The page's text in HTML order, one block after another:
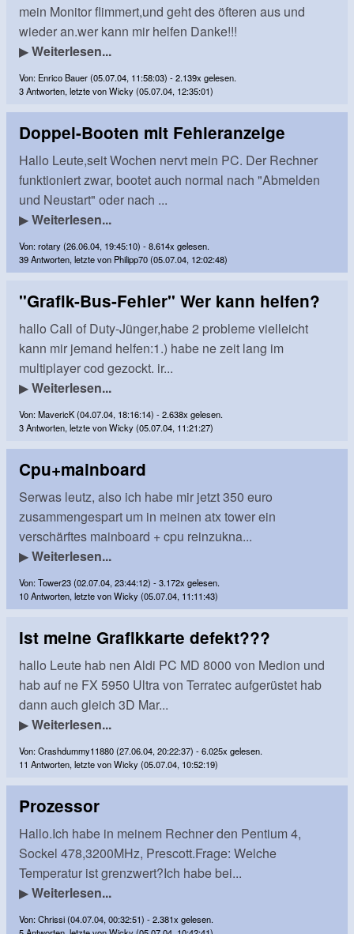
mein Monitor flimmert,und geht des öfteren aus und
wieder an.wer kann mir helfen Danke!!!
▶Weiterlesen...
Von: Enrico Bauer (05.07.04, 11:58:03) - 2.139x gelesen.
3 Antworten, letzte von Wicky (05.07.04, 12:35:01)
Doppel-Booten mit Fehleranzeige
Hallo Leute,seit Wochen nervt mein PC. Der Rechner
funktioniert zwar, bootet auch normal nach "Abmelden
und Neustart" oder nach ...
▶Weiterlesen...
Von: rotary (26.06.04, 19:45:10) - 8.614x gelesen.
39 Antworten, letzte von Philipp70 (05.07.04, 12:02:48)
"Grafik-Bus-Fehler" Wer kann helfen?
hallo Call of Duty-Jünger,habe 2 probleme vielleicht
kann mir jemand helfen:1.) habe ne zeit lang im
multiplayer cod gezockt. ir...
▶Weiterlesen...
Von: MavericK (04.07.04, 18:16:14) - 2.638x gelesen.
3 Antworten, letzte von Wicky (05.07.04, 11:21:27)
Cpu+mainboard
Serwas leutz, also ich habe mir jetzt 350 euro
zusammengespart um in meinen atx tower ein
verschärftes mainboard + cpu reinzukna...
▶Weiterlesen...
Von: Tower23 (02.07.04, 23:44:12) - 3.172x gelesen.
10 Antworten, letzte von Wicky (05.07.04, 11:11:43)
Ist meine Grafikkarte defekt???
hallo Leute hab nen Aldi PC MD 8000 von Medion und
hab auf ne FX 5950 Ultra von Terratec aufgerüstet hab
dann auch gleich 3D Mar...
▶Weiterlesen...
Von: Crashdummy11880 (27.06.04, 20:22:37) - 6.025x gelesen.
11 Antworten, letzte von Wicky (05.07.04, 10:52:19)
Prozessor
Hallo.Ich habe in meinem Rechner den Pentium 4,
Sockel 478,3200MHz, Prescott.Frage: Welche
Temperatur ist grenzwert?Ich habe bei...
▶Weiterlesen...
Von: Chrissi (04.07.04, 00:32:51) - 2.381x gelesen.